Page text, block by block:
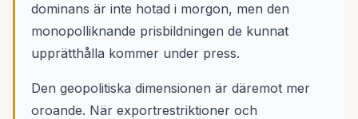
dominans är inte hotad i morgon, men den
monopolliknande prisbildningen de kunnat
upprätthålla kommer under press.
Den geopolitiska dimensionen är däremot mer
oroande. När exportrestriktioner och